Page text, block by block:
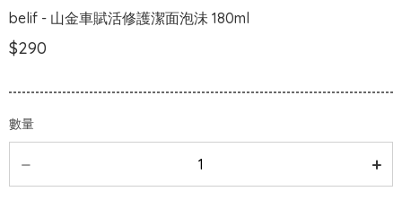
belif - 山金車賦活修護潔面泡沬 180ml
$290
數量